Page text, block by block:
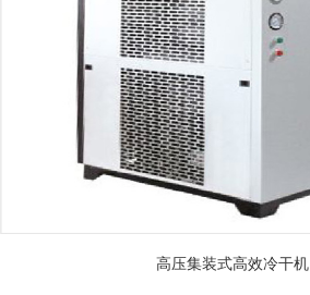
高压集装式高效冷干机